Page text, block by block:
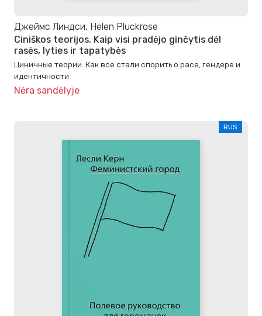
Джеймс Линдси, Helen Pluckrose
Ciniškos teorijos. Kaip visi pradėjo ginčytis dėl
rasės, lyties ir tapatybės
Циничные теории. Как все стали спорить о расе, гендере и
идентичности
Nėra sandėlyje
RUS